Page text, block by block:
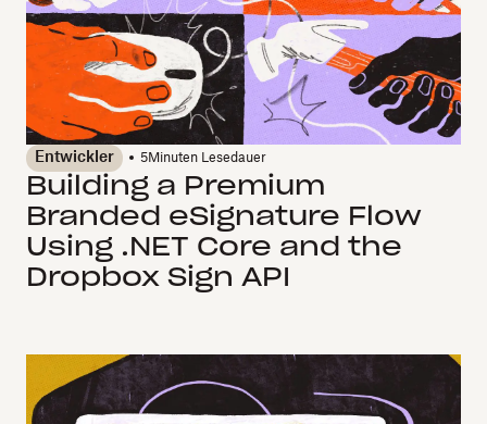
Entwickler 5Minuten Lesedauer
Building a Premium
Branded eSignature Flow
Using .NET Core and the
Dropbox Sign API